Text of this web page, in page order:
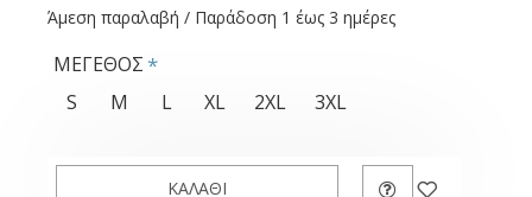
Άμεση παραλαβή / Παράδοση 1 έως 3 ημέρες
ΜΕΓΕΘΟΣ
S
M L XL 2XL 3XL
ΚΑΛΆΘΙ